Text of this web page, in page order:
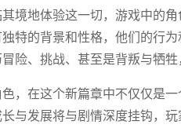
境地体验这一切，游戏中的
特的背景和性格，他们的行
险、挑战、甚至是背叛与牺牲
，在这个新篇章中不仅仅是
与发展将与剧情深度挂钩，